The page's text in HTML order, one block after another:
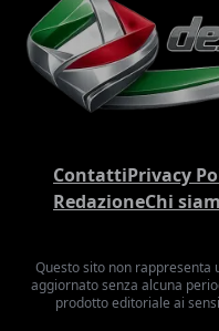
ContattiPrivacy
RedazioneChi
Questo sito non rappresenta
aggiornato senza alcuna
prodotto editoriale ai